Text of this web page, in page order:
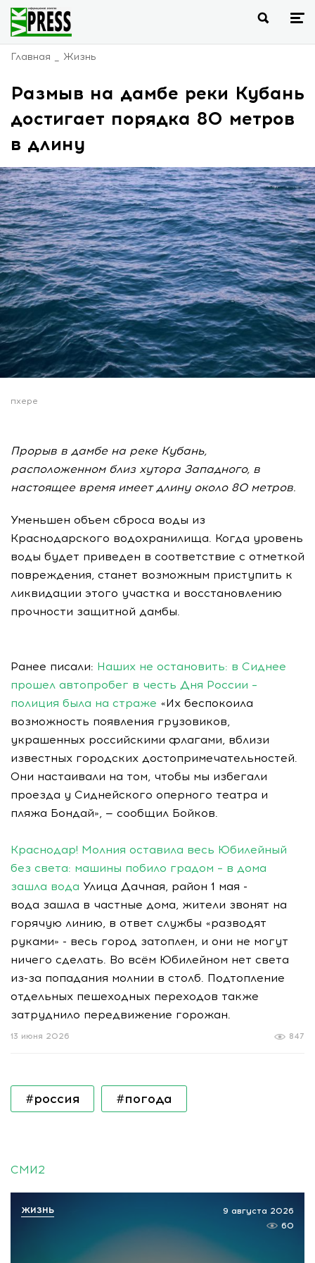
Главная Жизнь
Размыв на дамбе реки Кубань
достигает порядка 80 метров
в длину
пхере
Прорыв в дамбе на реке Кубань,
расположенном близ хутора Западного, в
настоящее время имеет длину около 80 метров.
Уменьшен объем сброса воды из
Краснодарского водохранилища. Когда уровень
воды будет приведен в соответствие с отметкой
повреждения, станет возможным приступить к
ликвидации этого участка и восстановлению
прочности защитной дамбы.
Ранее писали: Наших не остановить: в Сиднее
прошел автопробег в честь Дня России –
полиция была на страже «Их беспокоила
возможность появления грузовиков,
украшенных российскими флагами, вблизи
известных городских достопримечательностей.
Они настаивали на том, чтобы мы избегали
проезда у Сиднейского оперного театра и
пляжа Бондай», — сообщил Бойков.
Краснодар! Молния оставила весь Юбилейный
без света: машины побило градом – в дома
зашла вода Улица Дачная, район 1 мая -
вода зашла в частные дома, жители звонят на
горячую линию, в ответ службы «разводят
руками» - весь город затоплен, и они не могут
ничего сделать. Во всём Юбилейном нет света
из-за попадания молнии в столб. Подтопление
отдельных пешеходных переходов также
затруднило передвижение горожан.
847
13 июня 2026
#россия #погода
СМИ2
9 августа 2026
60
ЖИЗНЬ